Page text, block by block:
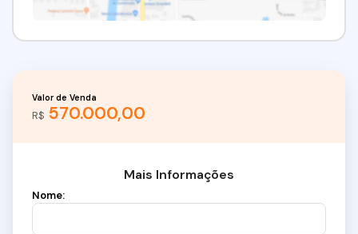
R$ 570.000,00
Valor de Venda
Mais Informações
Nome: